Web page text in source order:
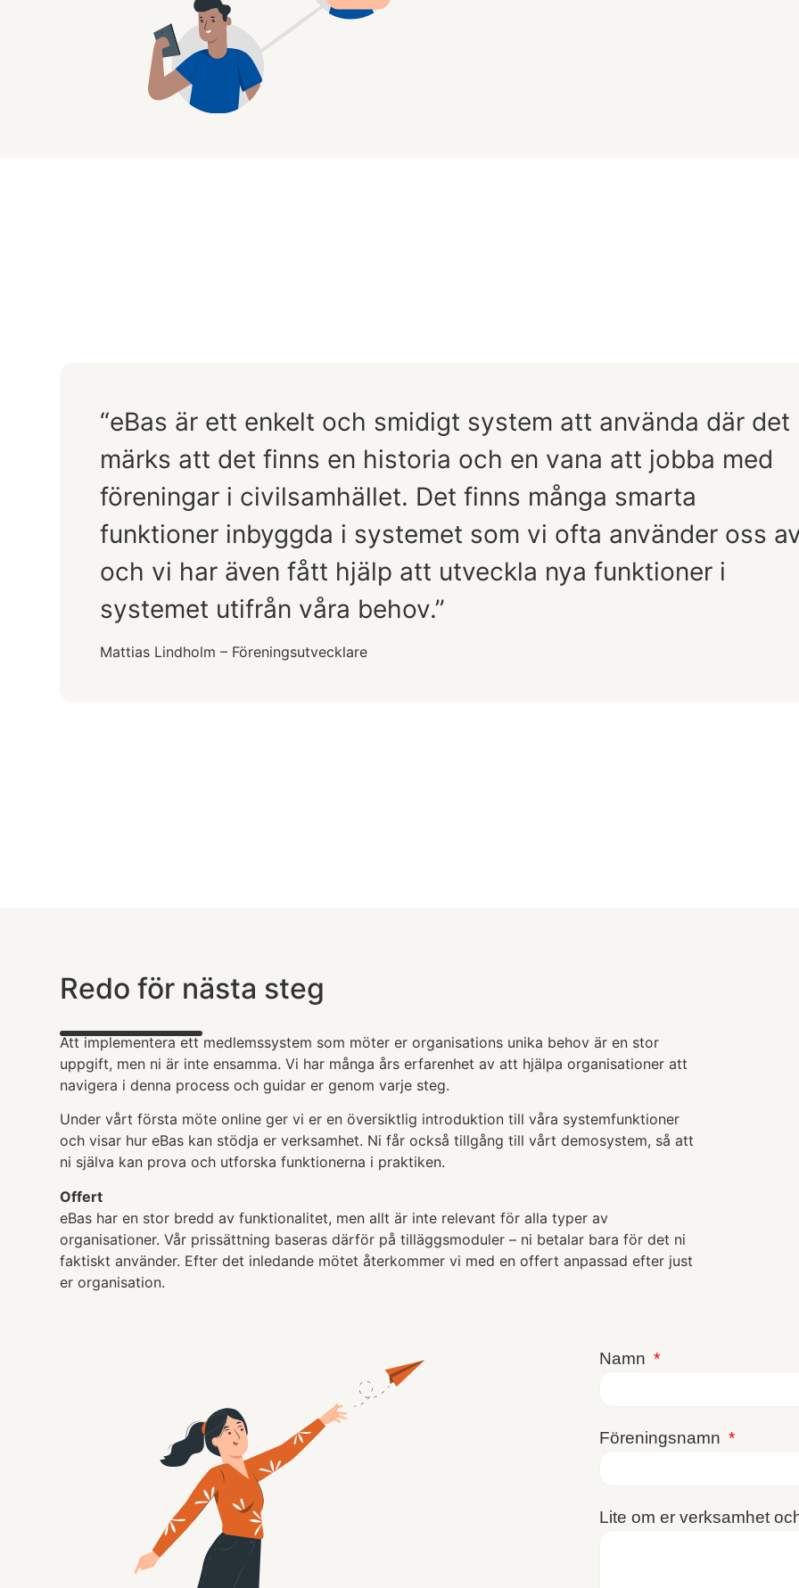
eBas är ett enkelt och smidigt system att använda där det
märks att det finns en historia och en vana att jobba med
föreningar i civilsamhället. Det finns många smarta
funktioner inbyggda i systemet som vi ofta använder oss
och vi har även fått hjälp att utveckla nya funktioner i
systemet utifrån våra behov.
Mattias Lindholm – Föreningsutvecklare
Redo för nästa steg
Att implementera ett medlemssystem som möter er organisations unika behov är en stor
uppgift, men ni är inte ensamma. Vi har många års erfarenhet av att hjälpa organisationer att
navigera i denna process och guidar er genom varje steg.
Under vårt första möte online ger vi er en översiktlig introduktion till våra systemfunktioner
och visar hur eBas kan stödja er verksamhet. Ni får också tillgång till vårt demosystem, så att
ni själva kan prova och utforska funktionerna i praktiken.
Offert
eBas har en stor bredd av funktionalitet, men allt är inte relevant för alla typer av
organisationer. Vår prissättning baseras därför på tilläggsmoduler – ni betalar bara för det ni
faktiskt använder. Efter det inledande mötet återkommer vi med en offert anpassad efter just
er organisation.
Namn
Föreningsnamn
Lite om er verksamhet